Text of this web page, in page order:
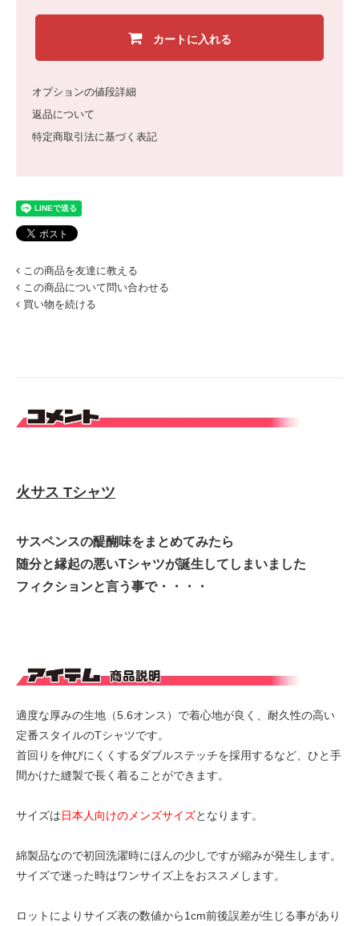
カートに入れる
オプションの値段詳細
返品について
特定商取引法に基づく表記
この商品を友達に教える
この商品について問い合わせる
買い物を続ける
火サス Tシャツ
サスペンスの醍醐味をまとめてみたら
随分と縁起の悪いTシャツが誕生してしまいました
フィクションと言う事で・・・・
適度な厚みの生地（5.6オンス）で着心地が良く、耐久性の高い
定番スタイルのTシャツです。
首回りを伸びにくくするダブルステッチを採用するなど、ひと手
間かけた縫製で長く着ることができます。
サイズは日本人向けのメンズサイズとなります。
綿製品なので初回洗濯時にほんの少しですが縮みが発生します。
サイズで迷った時はワンサイズ上をおススメします。
ロットによりサイズ表の数値から1cm前後誤差が生じる事があり